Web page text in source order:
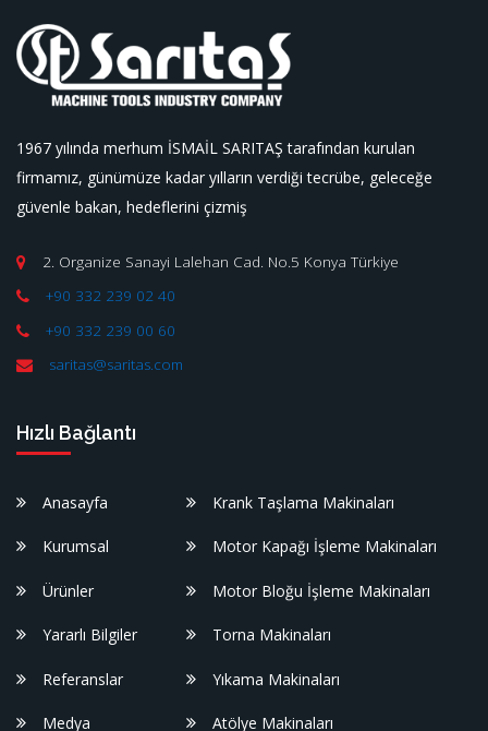
1967 yılında merhum İSMAİL SARITAŞ tarafından kurulan
firmamız, günümüze kadar yılların verdiği tecrübe, geleceğe
güvenle bakan, hedeflerini çizmiş
2. Organize Sanayi Lalehan Cad. No.5 Konya Türkiye
+90 332 239 02 40
+90 332 239 00 60
saritas@saritas.com
Hızlı Bağlantı
Anasayfa
Kurumsal
Ürünler
Yararlı Bilgiler
Referanslar
Medya
Krank Taşlama Makinaları
Motor Kapağı İşleme Makinaları
Motor Bloğu İşleme Makinaları
Torna Makinaları
Yıkama Makinaları
Atölye Makinaları